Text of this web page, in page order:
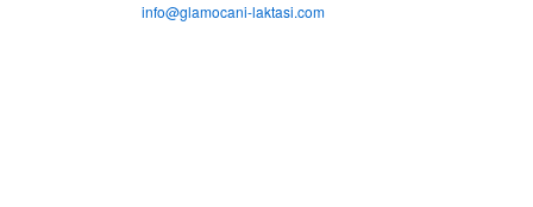
info@glamocani-laktasi.com